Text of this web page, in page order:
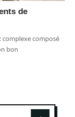
de
complexe composé
bon